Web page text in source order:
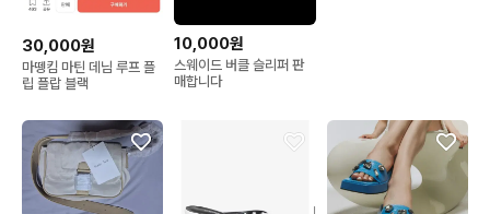
30,000원
마뗑킴 마틴 데님 루프 플
립 플랍 블랙
10,000원
스웨이드 버클 슬리퍼 판
매합니다